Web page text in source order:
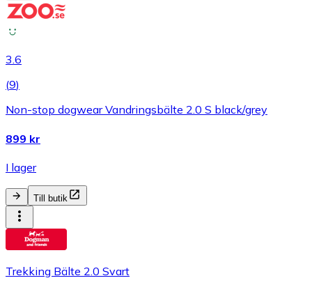
3.6
(9)
Non-stop dogwear Vandringsbälte 2.0 S black/grey
899 kr
I lager
Till butik
Trekking Bälte 2.0 Svart